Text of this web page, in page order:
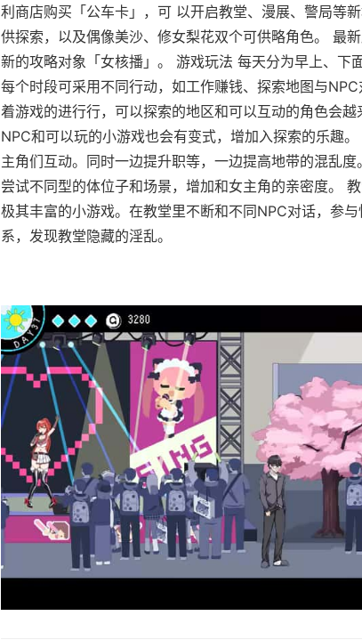
利商店购买「公车卡」，可 以开启教堂、漫展、警局等
供探索，以及偶像美沙、修女梨花双个可供略角色。 最
新的攻略对象「女核播」。 游戏玩法 每天分为早上、下
每个时段可采用不同行动，如工作赚钱、探索地图与
着游戏的进行行，可以探索的地区和可以互动的角色会
NPC和可以玩的小游戏也会有变式，增加入探索的乐趣
主角们互动。同时一边提升职等，一边提高地带的混乱度
尝试不同型的体位子和场景，增加和女主角的亲密度。
极其丰富的小游戏。在教堂里不断和不同NPC对话，参
系，发现教堂隐藏的淫乱。